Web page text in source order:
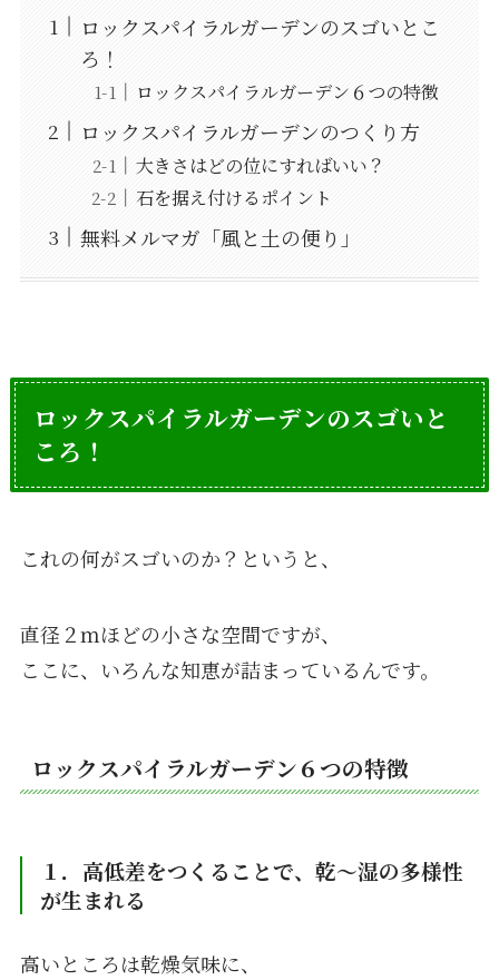
ロックスパイラルガーデンのスゴいとこ
ろ！
ロックスパイラルガーデン６つの特徴
ロックスパイラルガーデンのつくり方
大きさはどの位にすればいい？
石を据え付けるポイント
無料メルマガ「風と土の便り」
ロックスパイラルガーデンのスゴいと
ころ！
これの何がスゴいのか？というと、
直径２ｍほどの小さな空間ですが、
ここに、いろんな知恵が詰まっているんです。
ロックスパイラルガーデン６つの特徴
１．高低差をつくることで、乾〜湿の多様性
が生まれる
高いところは乾燥気味に、